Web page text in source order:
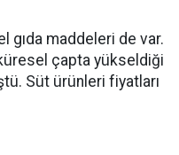
gıda maddeleri de var.
çapta yükseldiği
Süt ürünleri fiyatları